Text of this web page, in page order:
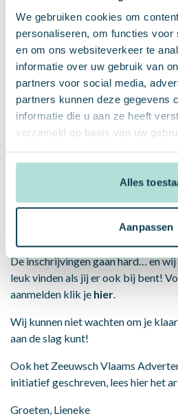
We gebruiken cookies om
personaliseren, om functies voor
en om ons websiteverkeer te
informatie over uw gebruik van
partners voor social media,
partners kunnen deze gegevens
informatie die u aan ze heeft
verzameld op basis van uw
Alles
Aanpassen
delen graag hun ervaring en
marketing & communicatie.
Veelzijdige
eyecatcher Bio
Experience in
Als locatie voor de Business
voorBio Base Experiencein
locatie biedt diverse zalen met
creativiteit. Let’s get started!
Meld je snel aan!
De inschrijvingen gaan hard… en
leuk vinden als jij er ook bij bent!
aanmelden klik je hier
Wij kunnen niet wachten om je
aan de slag kunt!
Ook het Zeeuwsch Vlaams
initiatief geschreven, lees hierhet
Groeten, Lieneke